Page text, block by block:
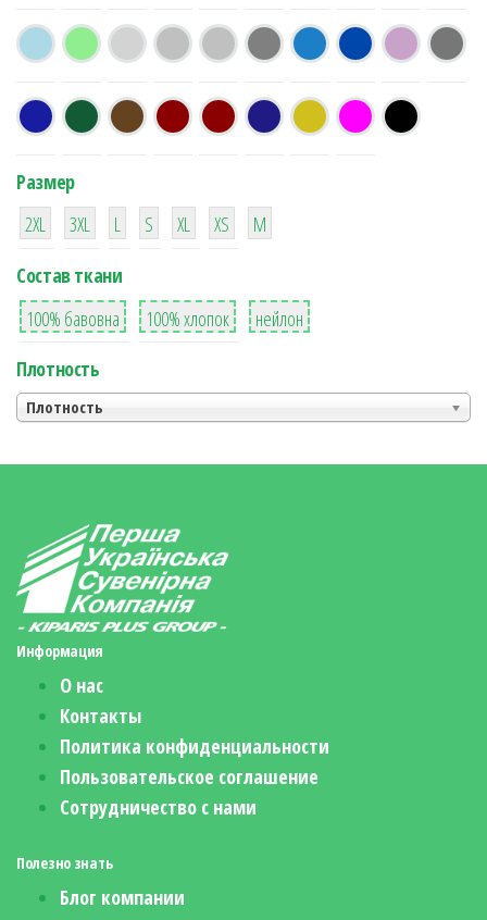
Размер
38
2XL
16
3XL
42
L
42
S
42
XL XS
М
Состав ткани
8
100% бавовна
36
100% хлопок
2
нейлон
Плотность
Плотность
Информация
О нас
Контакты
Политика конфиденциальности
Пользовательское соглашение
Сотрудничество с нами
Полезно знать
Блог компании